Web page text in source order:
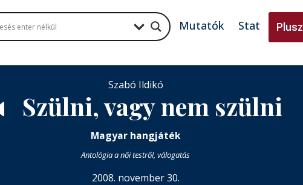
Mutatók Stat Plusz
Szabó Ildikó
Szülni, vagy nem szülni
Magyar hangjáték
Antológia a női testről, válogatás
2008. november 30.